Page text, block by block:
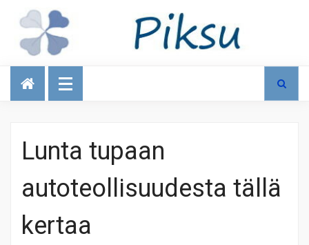
Talous
Lunta tupaan
autoteollisuudesta tällä
kertaa